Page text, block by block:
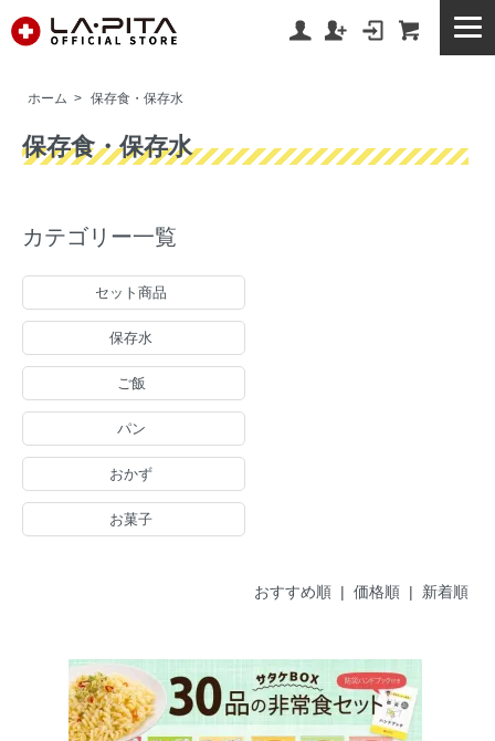
ホーム > 保存食・保存水
保存食・保存水
カテゴリー一覧
セット商品
保存水
ご飯
パン
おかず
お菓子
おすすめ順| 価格順| 新着順